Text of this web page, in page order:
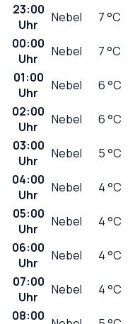
23:00
Uhr
Nebel 7°C
00:00
Uhr
Nebel 7°C
01:00
Uhr
Nebel 6°C
02:00
Uhr
Nebel 6°C
03:00
Uhr
Nebel 5°C
04:00
Uhr
Nebel 4°C
05:00
Uhr
Nebel 4°C
06:00
Uhr
Nebel 4°C
07:00
Uhr
Nebel 4°C
08:00